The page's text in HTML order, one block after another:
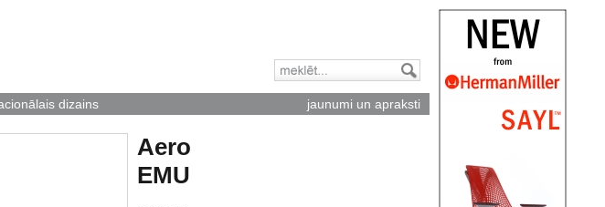
dizains jaunumi un apraksti
Aero
EMU